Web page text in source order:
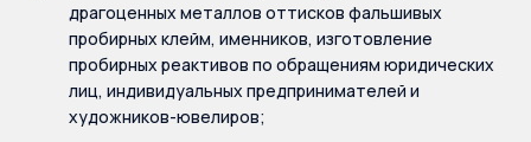
драгоценных металлов оттисков фальшивых
пробирных клейм, именников, изготовление
пробирных реактивов по обращениям юридических
лиц, индивидуальных предпринимателей и
художников-ювелиров;